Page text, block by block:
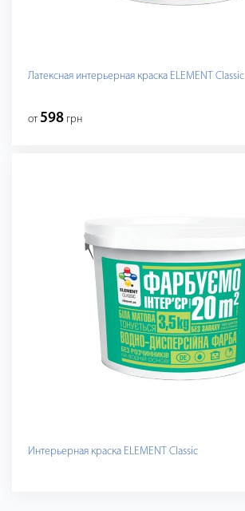
Латексная интерьерная краска ELEMENT Classic
от 598 грн
Интерьерная краска ELEMENT Classic